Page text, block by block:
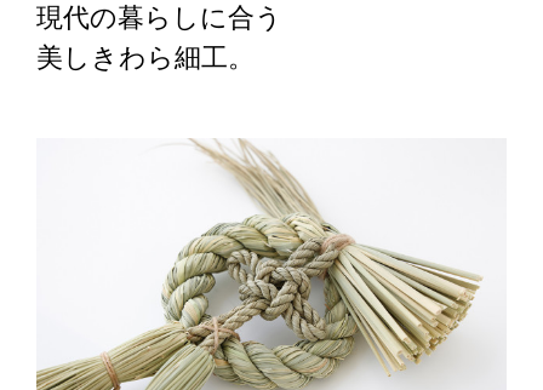
現代の暮らしに合う
美しきわら細工。